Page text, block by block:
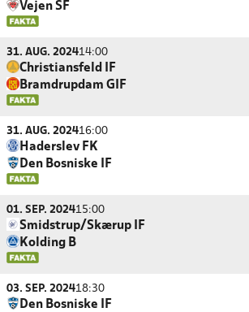
Vejen SF
31. AUG. 202414:00
Christiansfeld IF
Bramdrupdam GIF
31. AUG. 202416:00
Haderslev FK
Den Bosniske IF
01. SEP. 202415:00
Smidstrup/Skærup IF
Kolding B
03. SEP. 202418:30
Den Bosniske IF